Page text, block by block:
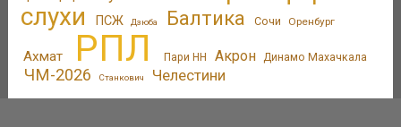
слухи
ПСЖ Дзюба Балтика Сочи Оренбург
Ахмат РПЛ Пари НН Акрон Динамо Махачкала
ЧМ-2026 Станкович Челестини